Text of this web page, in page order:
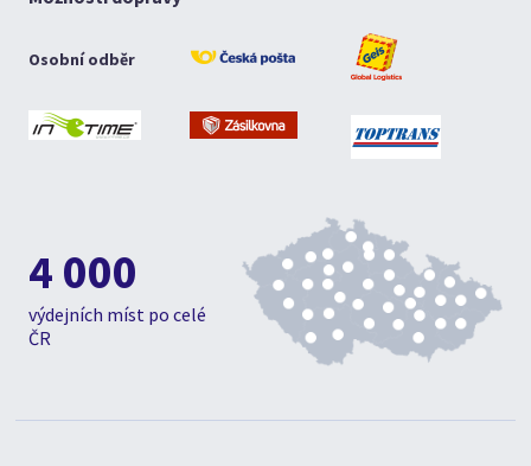
Osobní odběr
4 000
výdejních míst po celé
ČR